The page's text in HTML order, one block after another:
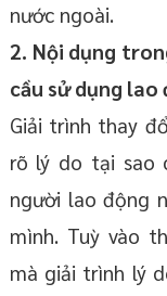
nước ngoài.
2. Nội dụng
cầu sử dụng lao
Giải trình thay
rõ lý do tại sao
người lao động
mình. Tuỳ vào
mà giải trình lý